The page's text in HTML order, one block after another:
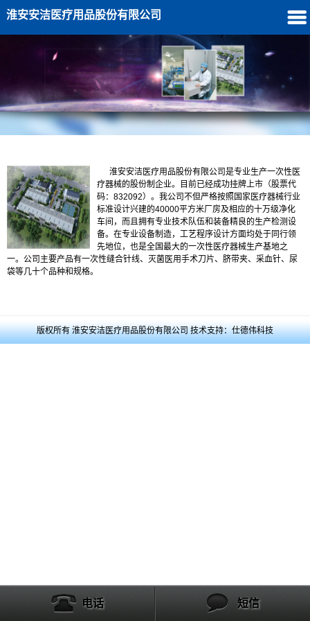
淮安安洁医疗用品股份有限公司
淮安安洁医疗用品股份有限公司是专业生产一次性医
疗器械的股份制企业。目前已经成功挂牌上市（股票代
码：832092）。我公司不但严格按照国家医疗器械行业
标准设计兴建的40000平方米厂房及相应的十万级净化
车间，而且拥有专业技术队伍和装备精良的生产检测设
备。在专业设备制造，工艺程序设计方面均处于同行领
先地位，也是全国最大的一次性医疗器械生产基地之
一。公司主要产品有一次性缝合针线、灭菌医用手术刀片、脐带夹、采血针、尿
袋等几十个品种和规格。
版权所有 淮安安洁医疗用品股份有限公司 技术支持：仕德伟科技
电话 短信